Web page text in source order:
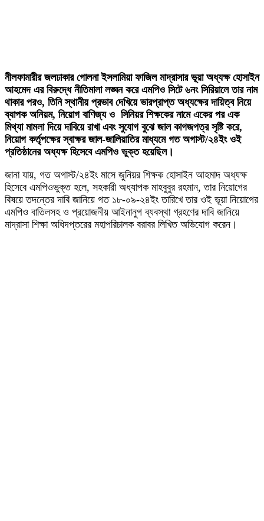
নীলফামারীর জলঢাকার গোলনা ইসলামিয়া ফাজিল মাদ্রাসার ভূয়া অধ্যক্ষ হোসাইন
আহমেদ এর বিরুদ্ধে নীতিমালা লঙ্ঘন করে এমপিও সিটে ৬নং সিরিয়ালে তার নাম
থাকার পরও, তিনি স্থানীয় প্রভাব দেখিয়ে ভারপ্রাপ্ত অধ্যক্ষের দায়িত্ব নিয়ে
ব্যাপক অনিয়ম, নিয়োগ বাণিজ্য ও সিনিয়র শিক্ষকের নামে একের পর এক
মিথ্যা মামলা দিয়ে দাবিয়ে রাখা এবং সুযোগ বুঝে জাল কাগজপত্র সৃষ্টি করে,
নিয়োগ কর্তৃপক্ষের স্বাক্ষর জাল-জালিয়াতির মাধ্যমে গত অগাস্ট/২৪ইং ওই
প্রতিষ্ঠানের অধ্যক্ষ হিসেবে এমপিও ভুক্ত হয়েছিল।
জানা যায়, গত অগাস্ট/২৪ইং মাসে জুনিয়র শিক্ষক হোসাইন আহমাদ অধ্যক্ষ
হিসেবে এমপিওভুক্ত হলে, সহকারী অধ্যাপক মাহবুবুর রহমান, তার নিয়োগের
বিষয়ে তদন্তের দাবি জানিয়ে গত ১৮-০৯-২৪ইং তারিখে তার ওই ভূয়া নিয়োগের
এমপিও বাতিলসহ ও প্রয়োজনীয় আইনানুগ ব্যবস্থা গ্রহণের দাবি জানিয়ে
মাদ্রাসা শিক্ষা অধিদপ্তরের মহাপরিচালক বরাবর লিখিত অভিযোগ করেন।